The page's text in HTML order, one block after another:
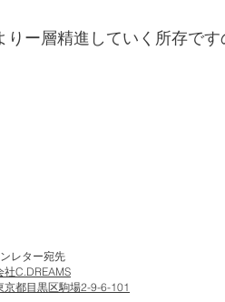
ー層精進していく所存で
レター宛先
社C.DREAMS
京都目黒区駒場2-9-6-101